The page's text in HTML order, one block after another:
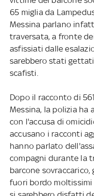
65 miglia da
Messina parlano
traversata, a fronte
asfissiati dalle
sarebbero stati
scafisti.
Dopo il racconto di
Messina, la polizia
con l'accusa di
accusano i racconti
hanno parlato
compagni durante la
barcone
fuori bordo moltissimi